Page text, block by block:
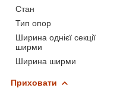
Стан
Тип опор
Ширина однієї секції
ширми
Ширина ширми
Приховати